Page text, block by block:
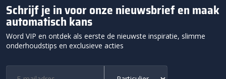
Schrijf je in voor onze nieuwsbrief en maak
automatisch kans
Word VIP en ontdek als eerste de nieuwste inspiratie, slimme
onderhoudstips en exclusieve acties